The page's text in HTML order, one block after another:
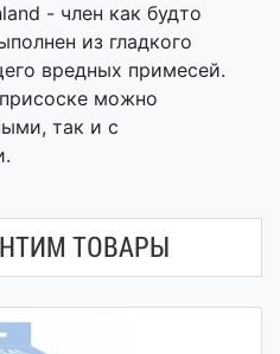
- член как будто
из гладкого
вредных примесей.
можно
так и с
ТОВАРЫ